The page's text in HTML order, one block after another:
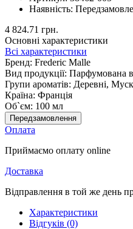
Наявність:
4 824.71 грн.
Основні характеристики
Всі характеристики
Бренд: Frederic Malle
Вид продукції: Парфумована
Групи ароматів: Деревні,
Країна: Франція
Об`єм: 100 мл
Передзамовлення
Оплата
Приймаємо оплату online
Доставка
Відправлення в той же день
Характеристики
Відгуків (0)